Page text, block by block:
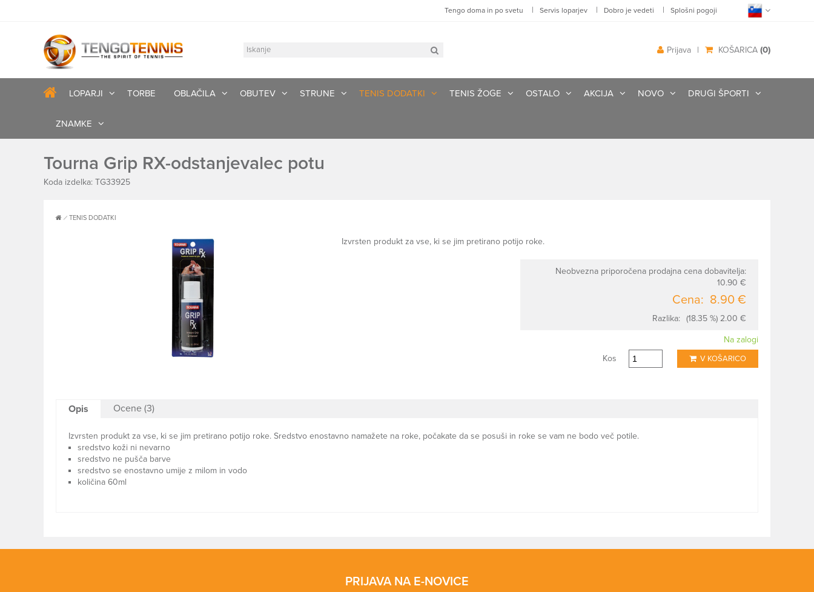
Tengo doma in po svetu | Servis loparjev | Dobro je vedeti | Splošni pogoji
KOŠARICA (0)
|
Prijava
LOPARJI TORBE OBLAČILA OBUTEV STRUNE TENIS DODATKI TENIS ŽOGE OSTALO AKCIJA NOVO DRUGI ŠPORTI
ZNAMKE
Tourna Grip RX-odstanjevalec potu
Koda izdelka: TG33925
TENIS DODATKI
Izvrsten produkt za vse, ki se jim pretirano potijo roke.
Neobvezna priporočena prodajna cena dobavitelja:
10.90 €
Cena: 8.90 €
Razlika: (18.35 %) 2.00 €
Na zalogi
Kos
V KOŠARICO
Opis Ocene (3)
Izvrsten produkt za vse, ki se jim pretirano potijo roke. Sredstvo enostavno namažete na roke, počakate da se posuši in roke se vam ne bodo več potile.
sredstvo koži ni nevarno
sredstvo ne pušča barve
sredstvo se enostavno umije z milom in vodo
količina 60ml
PRIJAVA NA E-NOVICE